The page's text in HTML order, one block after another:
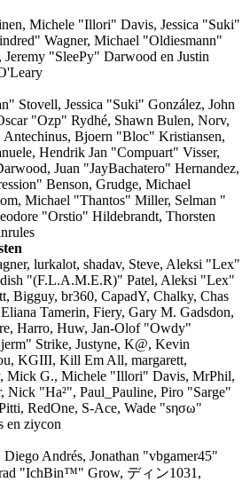
Michele "Illori" Davis, Jessica "Suki"
Wagner, Michael "Oldiesmann"
Jeremy "SleePy" Darwood en Justin
Stovell, Jessica "Suki" González, John
"Ozp" Rydhé, Shawn Bulen, Norv,
Bjoern "Bloc" Kristiansen,
Hendrik Jan "Compuart" Visser,
Juan "JayBachatero" Hernandez,
Benson, Grudge, Michael
Michael "Thantos" Miller, Selman "
"Orstio" Hildebrandt, Thorsten
lurkalot, shadav, Steve, Aleksi "Lex"
"(F.L.A.M.E.R)" Patel, Aleksi "Lex"
Bigguy, br360, CapadY, Chalky, Chas
Tamerin, Fiery, Gary M. Gadsdon,
Harro, Huw, Jan-Olof "Owdy"
Strike, Justyne, K@, Kevin
KGIII, Kill Em All, margarett,
Mick G., Michele "Illori" Davis, MrPhil,
"Ha²", Paul_Pauline, Piro "Sarge"
RedOne, S-Ace, Wade "sησω"
en ziycon
Andrés, Jonathan "vbgamer45"
"IchBin™" Grow, ディン1031,